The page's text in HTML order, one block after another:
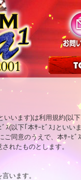
いいます)は利用規約(以
ｽ(以下｢本ｻｰﾋﾞｽ｣とい
ご同意のうえで、本ｻｰﾋ
れたものとします。
います。